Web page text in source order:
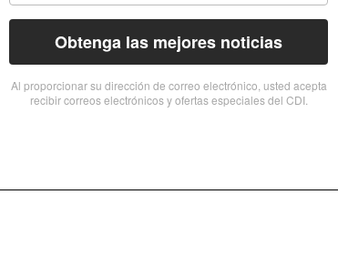
Obtenga las mejores noticias
Al proporcionar su dirección de correo electrónico, usted acepta
recibir correos electrónicos y ofertas especiales del CDI.